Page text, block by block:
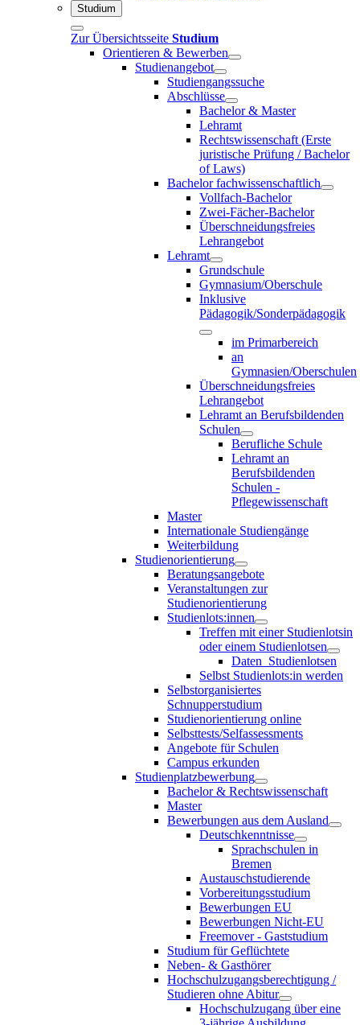
Studium
Zur Übersichtsseite Studium
Orientieren & Bewerben
Studienangebot
Studiengangssuche
Abschlüsse
Bachelor & Master
Lehramt
Rechtswissenschaft (Erste
juristische Prüfung / Bachelor
of Laws)
Bachelor fachwissenschaftlich
Vollfach-Bachelor
Zwei-Fächer-Bachelor
Überschneidungsfreies
Lehrangebot
Lehramt
Grundschule
Gymnasium/Oberschule
Inklusive
Pädagogik/Sonderpädagogik
im Primarbereich
an
Gymnasien/Oberschulen
Überschneidungsfreies
Lehrangebot
Lehramt an Berufsbildenden
Schulen
Berufliche Schule
Lehramt an
Berufsbildenden
Schulen -
Pflegewissenschaft
Master
Internationale Studiengänge
Weiterbildung
Studienorientierung
Beratungsangebote
Veranstaltungen zur
Studienorientierung
Studienlots:innen
Treffen mit einer Studienlotsin
oder einem Studienlotsen
Daten_Studienlotsen
Selbst Studienlots:in werden
Selbstorganisiertes
Schnupperstudium
Studienorientierung online
Selbsttests/Selfassessments
Angebote für Schulen
Campus erkunden
Studienplatzbewerbung
Bachelor & Rechtswissenschaft
Master
Bewerbungen aus dem Ausland
Deutschkenntnisse
Sprachschulen in
Bremen
Austauschstudierende
Vorbereitungsstudium
Bewerbungen EU
Bewerbungen Nicht-EU
Freemover - Gaststudium
Studium für Geflüchtete
Neben- & Gasthörer
Hochschulzugangsberechtigung /
Studieren ohne Abitur
Hochschulzugang über eine